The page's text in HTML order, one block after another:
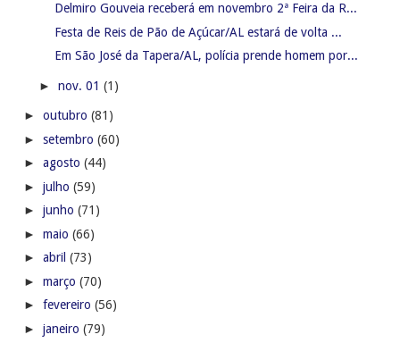
Delmiro Gouveia receberá em novembro 2ª Feira da R...
Festa de Reis de Pão de Açúcar/AL estará de volta ...
Em São José da Tapera/AL, polícia prende homem por...
► nov. 01 (1)
► outubro (81)
► setembro (60)
► agosto (44)
► julho (59)
► junho (71)
► maio (66)
► abril (73)
► março (70)
► fevereiro (56)
► janeiro (79)